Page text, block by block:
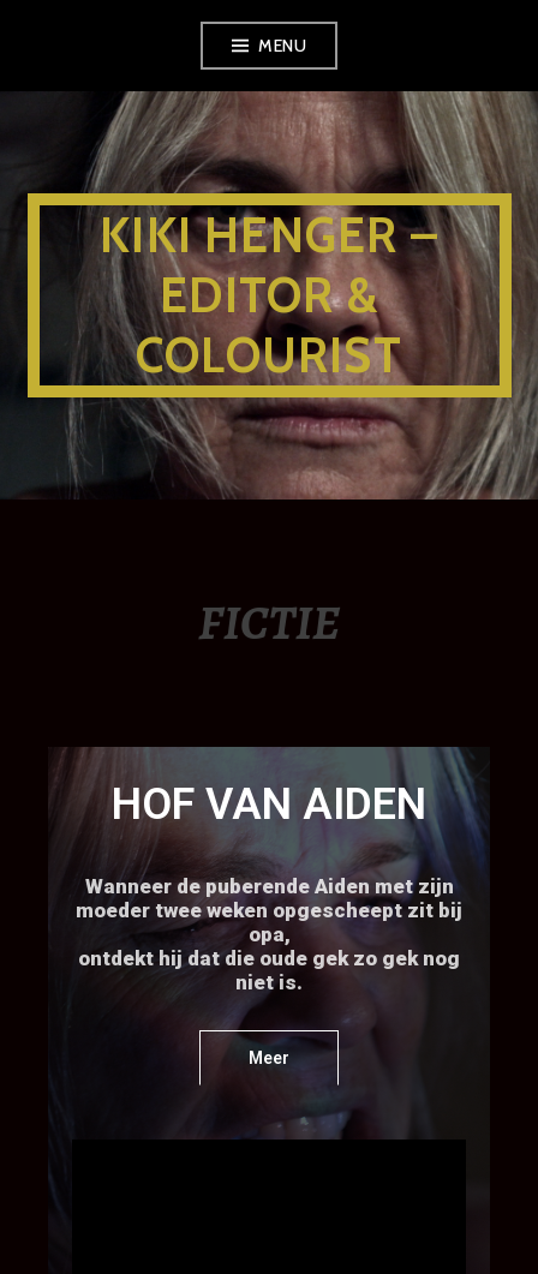
MENU
KIKI HENGER –
EDITOR &
COLOURIST
FICTIE
HOF VAN AIDEN
Wanneer de puberende Aiden met zijn
moeder twee weken opgescheept zit bij
opa,
ontdekt hij dat die oude gek zo gek nog
niet is.
Meer